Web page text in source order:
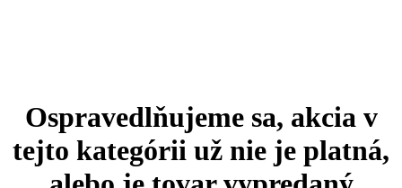
Ospravedlňujeme sa, akcia v
tejto kategórii už nie je platná,